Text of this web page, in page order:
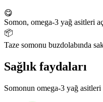
😋
Somon, omega-3 yağ asitleri
📦
Taze somonu buzdolabında
Sağlık faydaları
Somonun omega-3 yağ